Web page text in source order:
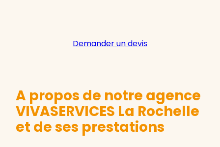
Demander un devis
A propos de notre agence
VIVASERVICES La Rochelle
et de ses prestations